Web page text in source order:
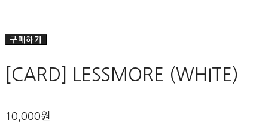
구매하기
[CARD] LESSMORE (WHITE)
10,000원